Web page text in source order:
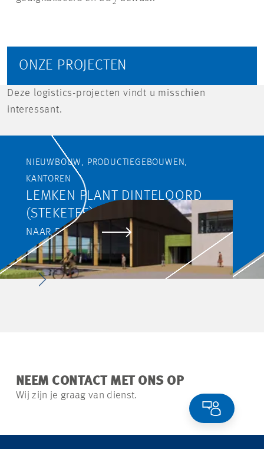
2
ONZE PROJECTEN
Deze logistics-projecten vindt u misschien
interessant.
NIEUWBOUW, PRODUCTIEGEBOUWEN,
KANTOREN
LEMKEN PLANT DINTELOORD
(STEKETEE)
NAAR PROJECT
NEEM CONTACT MET ONS OP
Wij zijn je graag van dienst.